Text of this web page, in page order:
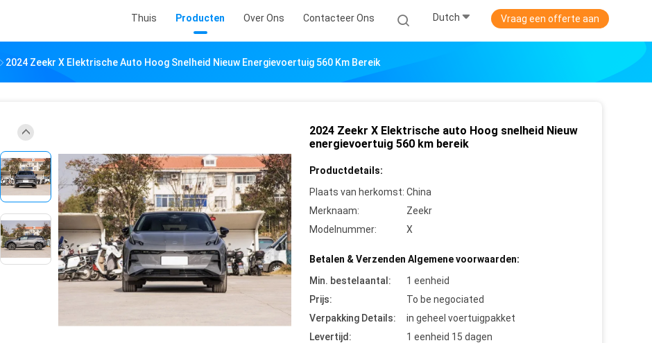
Thuis Producten Over Ons Contacteer Ons Dutch Vraag een offerte aan
2024 Zeekr X Elektrische Auto Hoog Snelheid Nieuw Energievoertuig 560 Km Bereik
2024 Zeekr X Elektrische auto Hoog snelheid Nieuw
energievoertuig 560 km bereik
Productdetails:
Plaats van herkomst: China
Merknaam:
Zeekr
Modelnummer:
X
Betalen & Verzenden Algemene voorwaarden:
Min. bestelaantal:
1 eenheid
Prijs:
To be negociated
Verpakking Details:
in geheel voertuigpakket
Levertijd:
1 eenheid 15 dagen